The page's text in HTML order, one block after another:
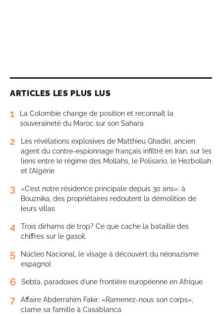
ARTICLES LES PLUS LUS
1
La Colombie change de position et reconnaît la
souveraineté du Maroc sur son Sahara
2
Les révélations explosives de Matthieu Ghadiri, ancien
agent du contre-espionnage français infiltré en Iran, sur les
liens entre le régime des Mollahs, le Polisario, le Hezbollah
et l’Algérie
3
«C’est notre résidence principale depuis 30 ans»: à
Bouznika, des propriétaires redoutent la démolition de
leurs villas
4
Trois dirhams de trop? Ce que cache la bataille des
chiffres sur le gasoil
5
Núcleo Nacional, le visage à découvert du néonazisme
espagnol
6 Sebta, paradoxes d’une frontière européenne en Afrique
7
Affaire Abderrahim Fakir: «Ramenez-nous son corps»,
clame sa famille à Casablanca